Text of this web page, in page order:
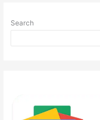
Search